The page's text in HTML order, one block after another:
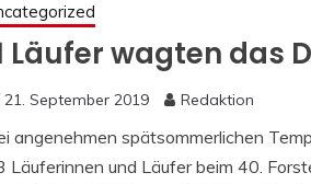
Läufer wagten das
21. September 2019 Redaktion
angenehmen spätsommerlichen
Läuferinnen und Läufer beim 40.